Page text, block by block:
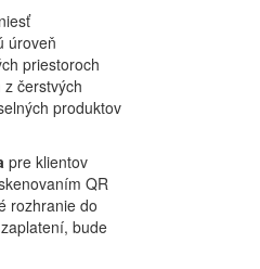
úroveň
priestoroch
čerstvých
produktov
pre klientov
QR
rozhranie do
bude